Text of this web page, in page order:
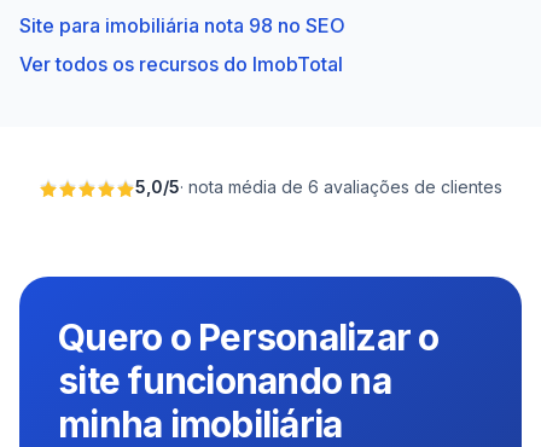
Site para imobiliária nota 98 no SEO
Ver todos os recursos do ImobTotal
5,0/5· nota média de 6 avaliações de clientes
Quero o Personalizar o
site funcionando na
minha imobiliária